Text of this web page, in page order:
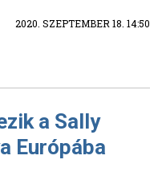
2020. SZEPTEMBER 18. 14:50
a Sally
Európába